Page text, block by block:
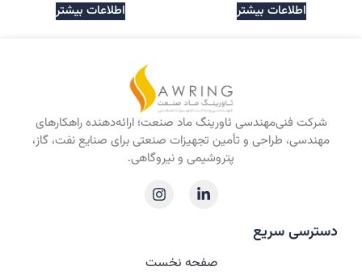
اطلاعات بیشتر
اطلاعات بیشتر
شرکت فنی‌مهندسی ئاورینگ ماد صنعت؛ ارائه‌دهنده راهکارهای
مهندسی، طراحی و تأمین تجهیزات صنعتی برای صنایع نفت، گاز،
پتروشیمی و نیروگاهی.
دسترسی سریع
صفحه نخست